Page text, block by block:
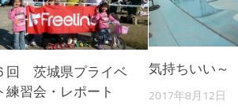
回 茨城県プライベ
練習会・レポート
気持ちいい～
2017年8月12日